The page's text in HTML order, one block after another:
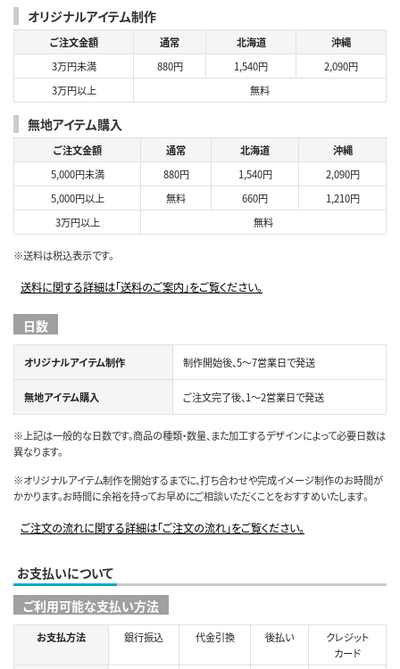
オリジナルアイテム制作
ご注文金額 通常 北海道
沖縄
3万円未満
880円 1,540円
2,090円
3万円以上
無料
無地アイテム購入
ご注文金額 通常 北海道
沖縄
5,000円未満
880円 1,540円
2,090円
5,000円以上
無料 660円
1,210円
3万円以上
無料
※送料は税込表示です。
送料に関する詳細は「送料のご案内」をご覧ください。
日数
オリジナルアイテム制作 制作開始後、5～7営業日で発送
無地アイテム購入 ご注文完了後、1～2営業日で発送
※上記は一般的な日数です。商品の種類・数量、また加工するデザインによって必要日数は
異なります。
※オリジナルアイテム制作を開始するまでに、打ち合わせや完成イメージ制作のお時間が
かかります。お時間に余裕を持ってお早めにご相談いただくことをおすすめいたします。
ご注文の流れに関する詳細は「ご注文の流れ」をご覧ください。
お支払いについて
ご利用可能な支払い方法
お支払方法 銀行振込 代金引換 後払い
クレジット
カード